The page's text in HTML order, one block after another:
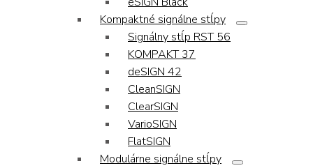
Kompaktné signálne stĺpy
Signálny stĺp RST 56
KOMPAKT 37
deSIGN 42
CleanSIGN
ClearSIGN
VarioSIGN
FlatSIGN
Modulárne signálne stĺpy